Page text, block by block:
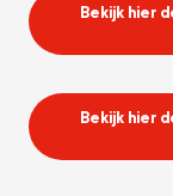
Bekijk hier
Bekijk hier